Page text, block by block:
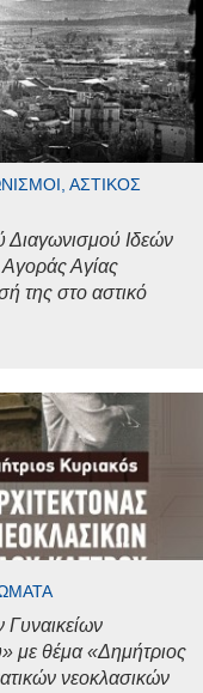
ΑΣΤΙΚΌΣ
Διαγωνισμού Ιδεών
Αγοράς Αγίας
της στο αστικό
με θέμα «Δημήτριος
νεοκλασικών